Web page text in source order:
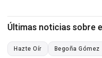
Últimas noticias sobre
Hazte Oír Begoña Gómez